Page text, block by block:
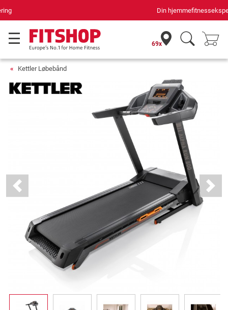
Din hjemmefitnessekspert gennem 42 år
69x
Kettler Løbebånd
Previous Next